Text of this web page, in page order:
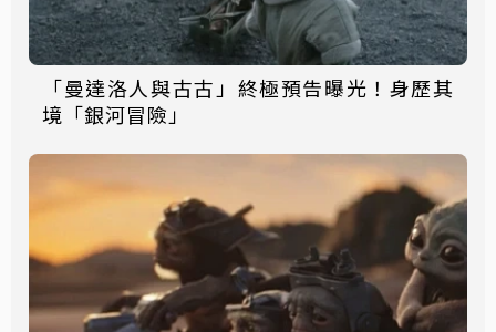
「曼達洛人與古古」終極預告曝光！身歷其
境「銀河冒險」